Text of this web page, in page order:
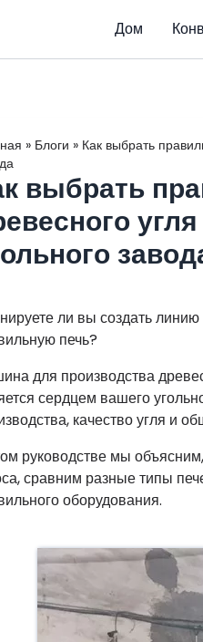
Дом
» Блоги » Как выбрать
выбрать
ли вы создать линию
печь?
для производства
сердцем вашего
качество угля и
руководстве мы
сравним разные типы
оборудования.